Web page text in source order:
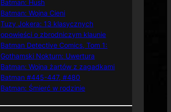
Batman: Hush
Batman: Wojna Cieni
Tuzy Jokera: 13 klasycznych
opowieści o zbrodniczym klaunie
Batman Detective Comics, Tom 1:
Gothamski Nokturn: Uwertura
Batman: Wojna żartów z zagadkami
Batman #445-447, #480
Batman: Śmierć w rodzinie